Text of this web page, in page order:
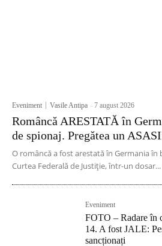
Eveniment Vasile Antipa -7 august 2026
Româncă ARESTATĂ în
de spionaj. Pregătea un
O româncă a fost arestată în Germania
Curtea Federală de Justiție, într-un dosar...
Eveniment
FOTO – Radare în
14. A fost JALE:
sancționați